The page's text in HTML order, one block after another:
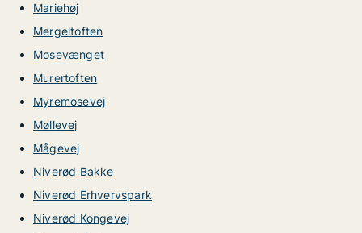
Mariehøj
Mergeltoften
Mosevænget
Murertoften
Myremosevej
Møllevej
Mågevej
Niverød Bakke
Niverød Erhvervspark
Niverød Kongevej